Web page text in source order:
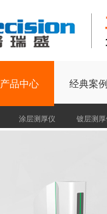
产品中心 经典案例
涂层测厚仪 镀层测厚